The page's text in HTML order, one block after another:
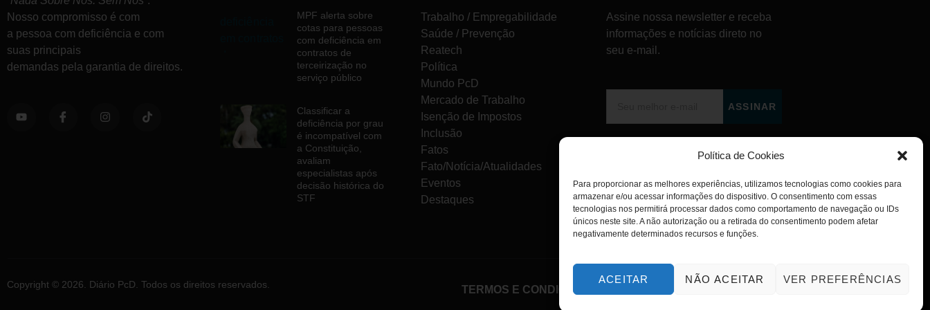
Política de Cookies
Para proporcionar as melhores experiências, utilizamos tecnologias como cookies para
armazenar e/ou acessar informações do dispositivo. O consentimento com essas
tecnologias nos permitirá processar dados como comportamento de navegação ou IDs
únicos neste site. A não autorização ou a retirada do consentimento podem afetar
negativamente determinados recursos e funções.
ACEITAR NÃO ACEITAR VER PREFERÊNCIAS
Nosso compromisso é com
a pessoa com deficiência e com
suas principais
demandas pela garantia de direitos.
MPF alerta sobre
cotas para pessoas
com deficiência em
contratos de
terceirização no
serviço público
Classificar a
deficiência por grau
é incompatível com
a Constituição,
avaliam
especialistas após
decisão histórica do
STF
Trabalho / Empregabilidade
Saúde / Prevenção
Reatech
Política
Mundo PcD
Mercado de Trabalho
Isenção de Impostos
Inclusão
Fatos
Fato/Notícia/Atualidades
Eventos
Destaques
Assine nossa newsletter e receba
informações e notícias direto no
seu e-mail.
ASSINAR
Copyright © 2026. Diário PcD. Todos os direitos reservados. TERMOS E CONDIÇÕES POLÍTICA DE PRIVACIDADE